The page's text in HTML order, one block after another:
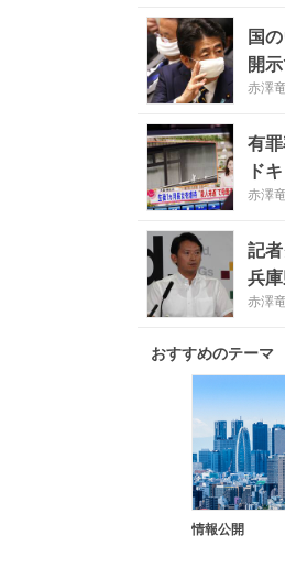
国
開
赤澤
有
ド
赤澤
記
兵
赤澤
おすすめのテーマ
情報公開